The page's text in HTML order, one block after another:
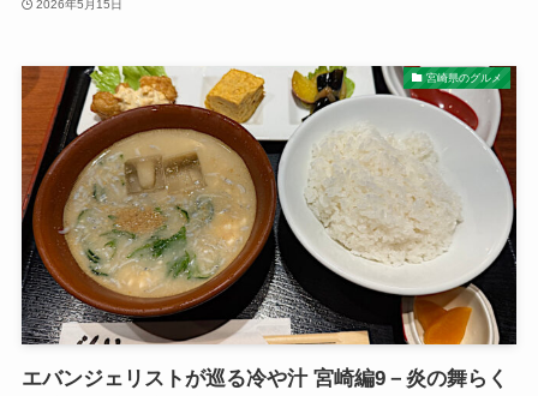
2026年5月15日
宮崎県のグルメ
エバンジェリストが巡る冷や汁 宮崎編9－炎の舞らく